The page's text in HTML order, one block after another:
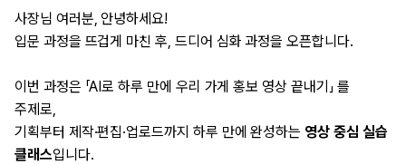
사장님 여러분, 안녕하세요!
입문 과정을 뜨겁게 마친 후, 드디어 심화 과정을 오픈합니다.
이번 과정은 「AI로 하루 만에 우리 가게 홍보 영상 끝내기」 를
주제로,
기획부터 제작·편집·업로드까지 하루 만에 완성하는 영상 중심 실습
클래스입니다.